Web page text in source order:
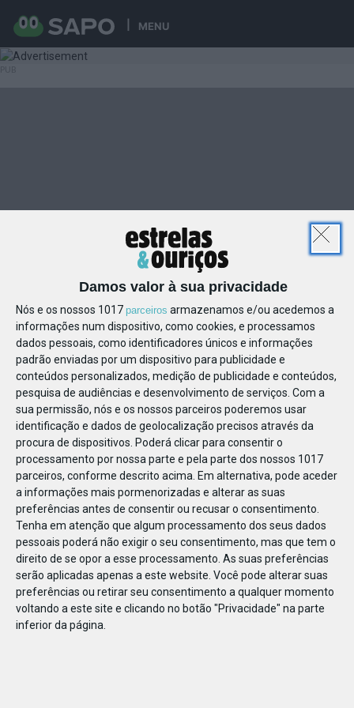
MENU
Damos valor à sua privacidade
Nós e os nossos 1017 parceiros armazenamos e/ou acedemos a
informações num dispositivo, como cookies, e processamos
dados pessoais, como identificadores únicos e informações
padrão enviadas por um dispositivo para publicidade e
conteúdos personalizados, medição de publicidade e conteúdos,
pesquisa de audiências e desenvolvimento de serviços. Com a
sua permissão, nós e os nossos parceiros poderemos usar
identificação e dados de geolocalização precisos através da
procura de dispositivos. Poderá clicar para consentir o
processamento por nossa parte e pela parte dos nossos 1017
parceiros, conforme descrito acima. Em alternativa, pode aceder
a informações mais pormenorizadas e alterar as suas
preferências antes de consentir ou recusar o consentimento.
Tenha em atenção que algum processamento dos seus dados
pessoais poderá não exigir o seu consentimento, mas que tem o
direito de se opor a esse processamento. As suas preferências
serão aplicadas apenas a este website. Você pode alterar suas
preferências ou retirar seu consentimento a qualquer momento
voltando a este site e clicando no botão "Privacidade" na parte
inferior da página.
829711094877201